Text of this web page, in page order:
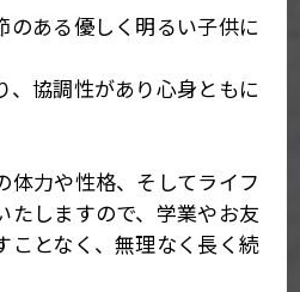
のある優しく明るい子供に
、協調性があり心身ともに
体力や性格、そしてライフ
たしますので、学業やお友
ことなく、無理なく長く続